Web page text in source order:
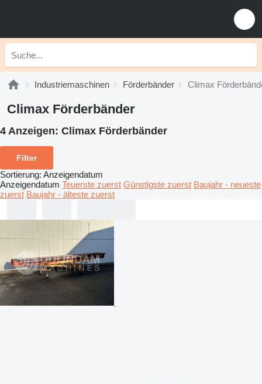
Industriemaschinen Förderbänder Climax
Climax Förderbänder
4 Anzeigen: Climax Förderbänder
Filter
Sortierung: Anzeigendatum
Anzeigendatum Teuerste zuerst Günstigste zuerst Baujahr - neueste
zuerst Baujahr - älteste zuerst